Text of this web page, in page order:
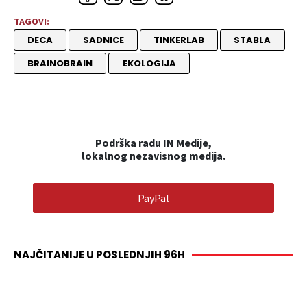
TAGOVI:
DECA SADNICE TINKERLAB
STABLA
BRAINOBRAIN
EKOLOGIJA
Podrška radu IN Medije,
lokalnog nezavisnog medija.
PayPal
NAJČITANIJE U POSLEDNJIH 96H